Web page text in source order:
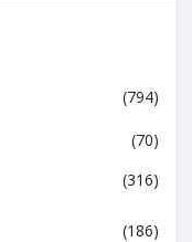
(794)
(70)
(316)
(186)